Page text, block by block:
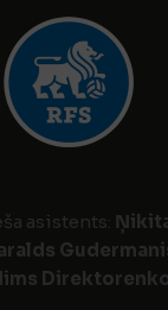
asistents: